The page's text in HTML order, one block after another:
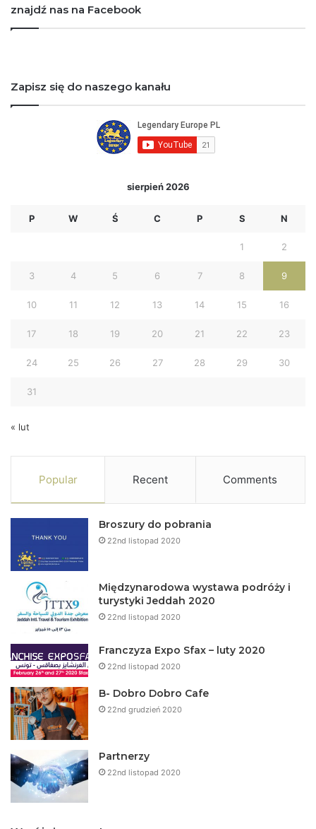
znajdź nas na Facebook
Zapisz się do naszego kanału
sierpień 2026
P W Ś C P S N
1 2
3 4 5 6 7 8 9
10 11 12 13 14 15 16
17 18 19 20 21 22 23
24 25 26 27 28 29 30
31
« lut
Popular Recent Comments
Broszury do pobrania
22nd listopad 2020
Międzynarodowa wystawa podróży i
turystyki Jeddah 2020
22nd listopad 2020
Franczyza Expo Sfax – luty 2020
22nd listopad 2020
B- Dobro Dobro Cafe
22nd grudzień 2020
Partnerzy
22nd listopad 2020